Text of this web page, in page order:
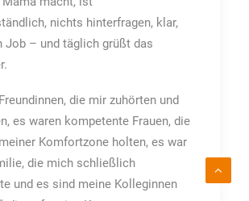
nichts hinterfragen, klar,
Job – und täglich grüßt das
die mir zuhörten und
es waren kompetente Frauen, die
Komfortzone holten, es war
die mich schließlich
und es sind meine Kolleginnen